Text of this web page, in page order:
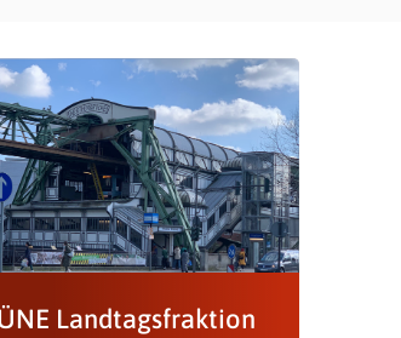
Landtagsfraktion